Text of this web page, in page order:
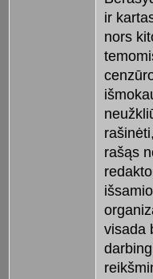
ir
nors
rašąs
visada